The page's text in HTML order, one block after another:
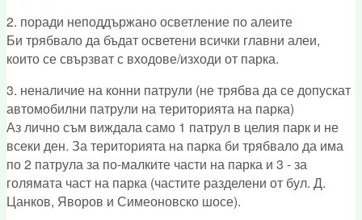
2. поради неподдържано осветление по алеите
Би трябвало да бъдат осветени всички главни алеи,
които се свързват с входове/изходи от парка.
3. неналичие на конни патрули (не трябва да се допускат
автомобилни патрули на територията на парка)
Аз лично съм виждала само 1 патрул в целия парк и не
всеки ден. За територията на парка би трябвало да има
по 2 патрула за по-малките части на парка и 3 - за
голямата част на парка (частите разделени от бул. Д.
Цанков, Яворов и Симеоновско шосе).